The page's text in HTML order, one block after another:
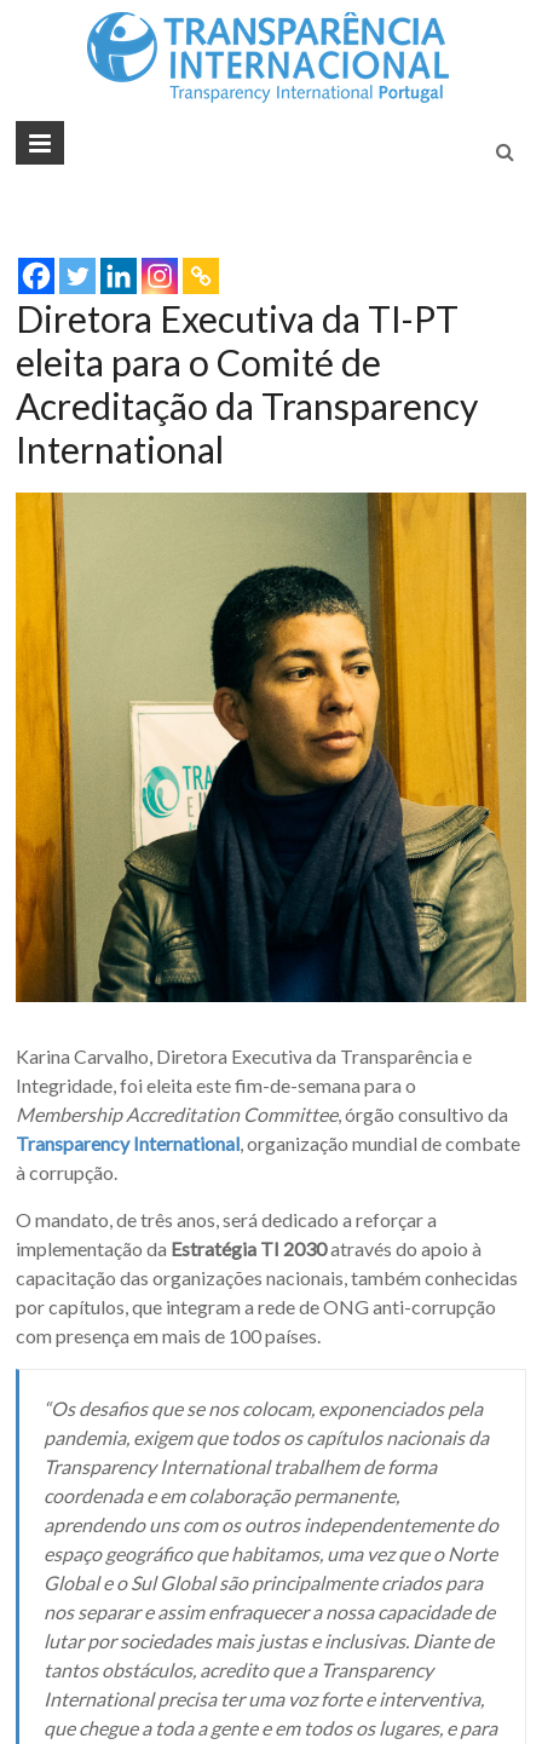
Diretora Executiva da TI-PT
eleita para o Comité de
Acreditação da Transparency
International
Karina Carvalho, Diretora Executiva da Transparência e
Integridade, foi eleita este fim-de-semana para o
Membership Accreditation Committee, órgão consultivo da
Transparency International, organização mundial de combate
à corrupção.
O mandato, de três anos, será dedicado a reforçar a
implementação da Estratégia TI 2030através do apoio à
capacitação das organizações nacionais, também conhecidas
por capítulos, que integram a rede de ONG anti-corrupção
com presença em mais de 100 países.
“Os desafios que se nos colocam, exponenciados pela
pandemia, exigem que todos os capítulos nacionais da
Transparency International trabalhem de forma
coordenada e em colaboração permanente,
aprendendo uns com os outros independentemente do
espaço geográfico que habitamos, uma vez que o Norte
Global e o Sul Global são principalmente criados para
nos separar e assim enfraquecer a nossa capacidade de
lutar por sociedades mais justas e inclusivas. Diante de
tantos obstáculos, acredito que a Transparency
International precisa ter uma voz forte e interventiva,
que chegue a toda a gente e em todos os lugares, e para